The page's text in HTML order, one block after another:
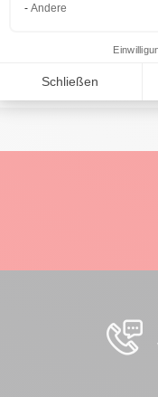
Andere
Schließen